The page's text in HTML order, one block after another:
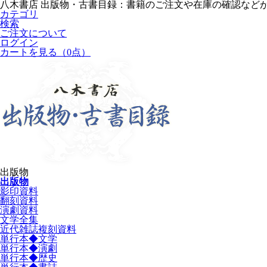
八木書店 出版物・古書目録：書籍のご注文や在庫の確認など
カテゴリ
検索
ご注文について
ログイン
カートを見る
（0点）
出版物
出版物
影印資料
翻刻資料
演劇資料
文学全集
近代雑誌複刻資料
単行本◆文学
単行本◆演劇
単行本◆歴史